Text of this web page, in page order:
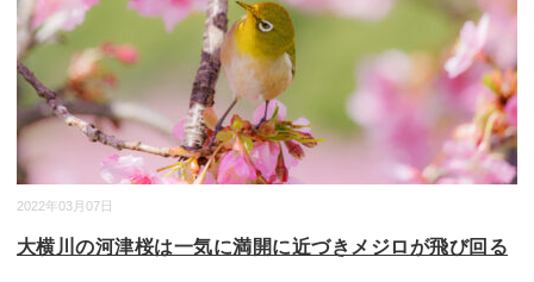
2022年03月07日
大横川の河津桜は一気に満開に近づきメジロが飛び回る